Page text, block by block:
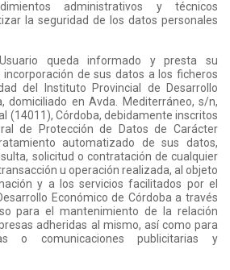
administrativos y técnicos
la seguridad de los datos personales
queda informado y presta su
de sus datos a los ficheros
del Instituto Provincial de Desarrollo
domiciliado en Avda. Mediterráneo, s/n,
(14011), Córdoba, debidamente inscritos
de Protección de Datos de Carácter
automatizado de sus datos,
solicitud o contratación de cualquier
u operación realizada, al objeto
y a los servicios facilitados por el
Económico de Córdoba a través
para el mantenimiento de la relación
adheridas al mismo, así como para
o comunicaciones publicitarias y